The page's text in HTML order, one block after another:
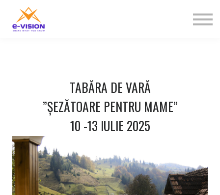
TABĂRA DE VARĂ
”ȘEZĂTOARE PENTRU MAME”
10 -13 IULIE 2025